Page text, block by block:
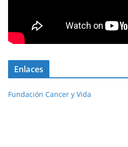
Enlaces
Fundación Cancer y Vida